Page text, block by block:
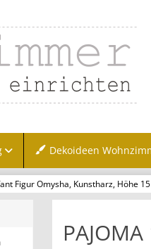
Dekoideen
Figur Omysha, Kunstharz, Höhe